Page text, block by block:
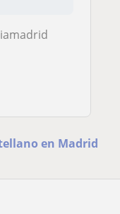
en Madrid